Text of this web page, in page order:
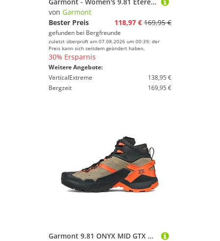
von Garmont
Bester Preis
118,97 € 169,95 €
gefunden bei Bergfreunde
zuletzt überprüft am 07.08.2026 um 00:39; der
Preis kann sich seitdem geändert haben.
30% Ersparnis
Weitere Angebote:
VerticalExtreme
138,95 €
Bergzeit
169,95 €
Garmont 9.81 ONYX MID GTX Herren - Zustiegsschuh